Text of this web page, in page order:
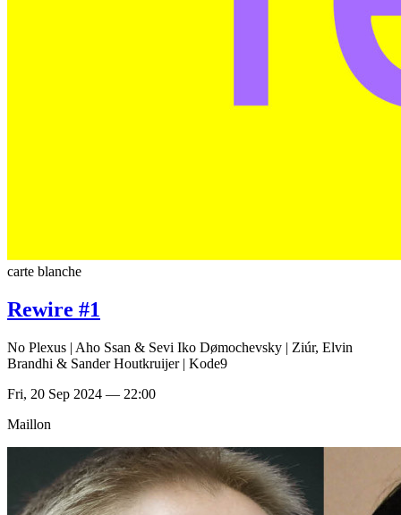
carte blanche
Rewire #1
No Plexus | Aho Ssan & Sevi Iko Dømochevsky | Ziúr, Elvin
Brandhi & Sander Houtkruijer | Kode9
Fri, 20 Sep 2024 — 22:00
Maillon